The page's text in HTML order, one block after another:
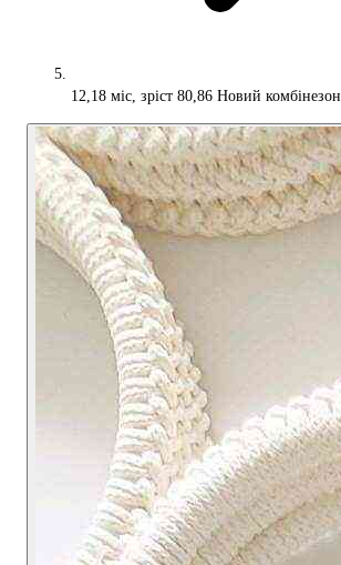
12,18 міс, зріст 80,86 Новий комбінезон